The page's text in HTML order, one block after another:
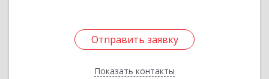
Отправить заявку
Показать контакты
Отправить заявку
Назад